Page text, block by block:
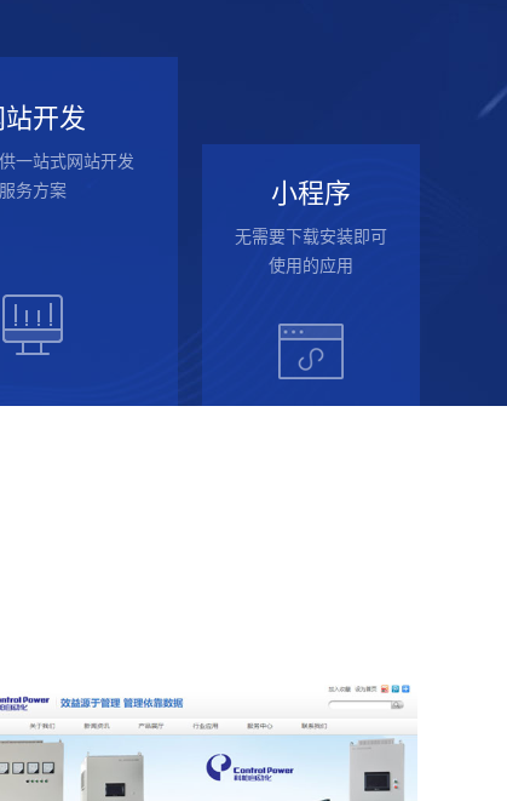
站开发
一站式网站开发
服务方案
小程序
无需要下载安装即可
使用的应用